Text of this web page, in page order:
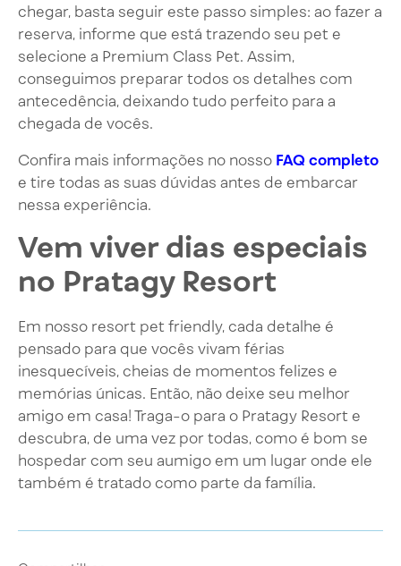
chegar, basta seguir este passo simples: ao fazer a
reserva, informe que está trazendo seu pet e
selecione a Premium Class Pet. Assim,
conseguimos preparar todos os detalhes com
antecedência, deixando tudo perfeito para a
chegada de vocês.
Confira mais informações no nosso FAQ completo
e tire todas as suas dúvidas antes de embarcar
nessa experiência.
Vem viver dias especiais
no Pratagy Resort
Em nosso resort pet friendly, cada detalhe é
pensado para que vocês vivam férias
inesquecíveis, cheias de momentos felizes e
memórias únicas. Então, não deixe seu melhor
amigo em casa! Traga-o para o Pratagy Resort e
descubra, de uma vez por todas, como é bom se
hospedar com seu aumigo em um lugar onde ele
também é tratado como parte da família.